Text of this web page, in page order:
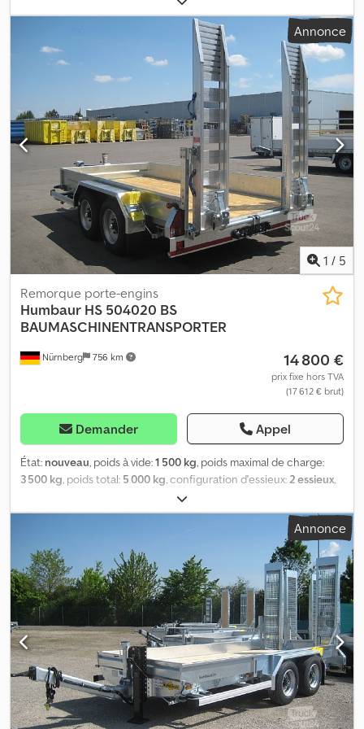
chargement:400 mm, suspension:acier, couleur:argenté,
ABS, attelage de remorque, hayon élévateur, 1 jour
: 135 € 3 jours : 370 € 1 semaine : 660 € 1 mois : 1 950 € Dimensions
de chargement : 500 cm x 201 cm x 30 cm avec rampes d’accès
11,5 Porte-engins tandem surbaissé HS 115020BS Galvanisation à
chaud Équipement : • Poids total autorisé : kg • Charge utile env. :
kg • Surface de chargement env. 5 000 x 2 010 mm • Rampes de
chargement avec caillebotis, galvanisées à chaud • Timon fixe •
Treuil de transmission renforcé 25 t avec mode charge et mode
rapide (pas de roue jockey) • 2 paires d’anneaux d’arrimage
encastrés 6 t (dans les coins) • 5 paires de crochets d’arrimage
encastrés dans le châssis extérieur (2 000 daN par paire) • 2
béquilles escamotables à l’arrière du véhicule • Système de
freinage ABS • Garde-boue en acier, galvanisés à chaud Dkjdpfx
Ahoin Ia Rs Ijr • Plancher de pont en bois • Châssis y compris la
structure trempés et galvanisés à chaud
Annonce
1 / 5
Nürnberg 756 km
Remorque porte-engins
Humbaur HS 504020 BS
BAUMASCHINENTRANSPORTER
14 800 €
prix fixe hors TVA
(17 612 € brut)
Demander Appel
État: nouveau, poids à vide:1 500 kg, poids maximal de charge:
3 500 kg, poids total: 5 000 kg, configuration d'essieux:2 essieux,
longueur de l'espace de chargement:
l’espace de chargement:2 000 mm, hauteur de l'espace de
, dimension des pneus:
215, empattement: 850 mm , Année de construction:2023,
Équipement: ABS , HUMBAUR Remorque porte-engins tandem
surbaissée HS 654020 BS INCLUS rampes de chargement en
ALUMINIUM à l’arrière CHÂSSIS GALVANISÉ À CHAUD Équipement :
• Poids total autorisé 6.500 kg • Charge utile env. 4.900 kg •
Plateau de chargement env. 4.000 x 2.000 mm • Rampes d’accès
en ALUMINIUM • Barre d’attelage réglable en hauteur • Roue
jockey automatique • 4 anneaux d’arrimage 3 t (aux coins) • 10
points d’arrimage 2 t encastrés dans le cadre extérieur • Système
de freinage pneumatique ABS à double circuit • Garde-boues en
tôle d’acier Dkjdpfxjhmm Rvj Ah Ijr • Plancher en madriers de bois
Annonce